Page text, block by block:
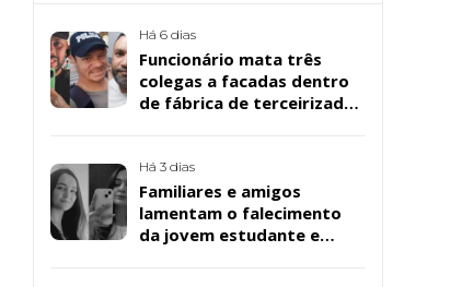
Há 6 dias
Funcionário mata três
colegas a facadas dentro
de fábrica de terceirizada
Há 3 dias
Familiares e amigos
lamentam o falecimento
da jovem estudante e